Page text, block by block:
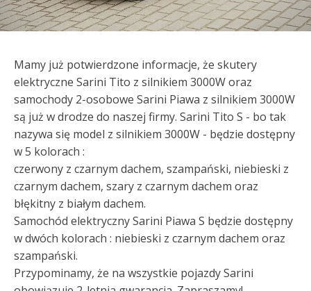
Mamy już potwierdzone informacje, że skutery
elektryczne Sarini Tito z silnikiem 3000W oraz
samochody 2-osobowe Sarini Piawa z silnikiem 3000W
są już w drodze do naszej firmy. Sarini Tito S - bo tak
nazywa się model z silnikiem 3000W - będzie dostępny
w 5 kolorach :
czerwony z czarnym dachem, szampański, niebieski z
czarnym dachem, szary z czarnym dachem oraz
błękitny z białym dachem.
Samochód elektryczny Sarini Piawa S będzie dostępny
w dwóch kolorach : niebieski z czarnym dachem oraz
szampański.
Przypominamy, że na wszystkie pojazdy Sarini